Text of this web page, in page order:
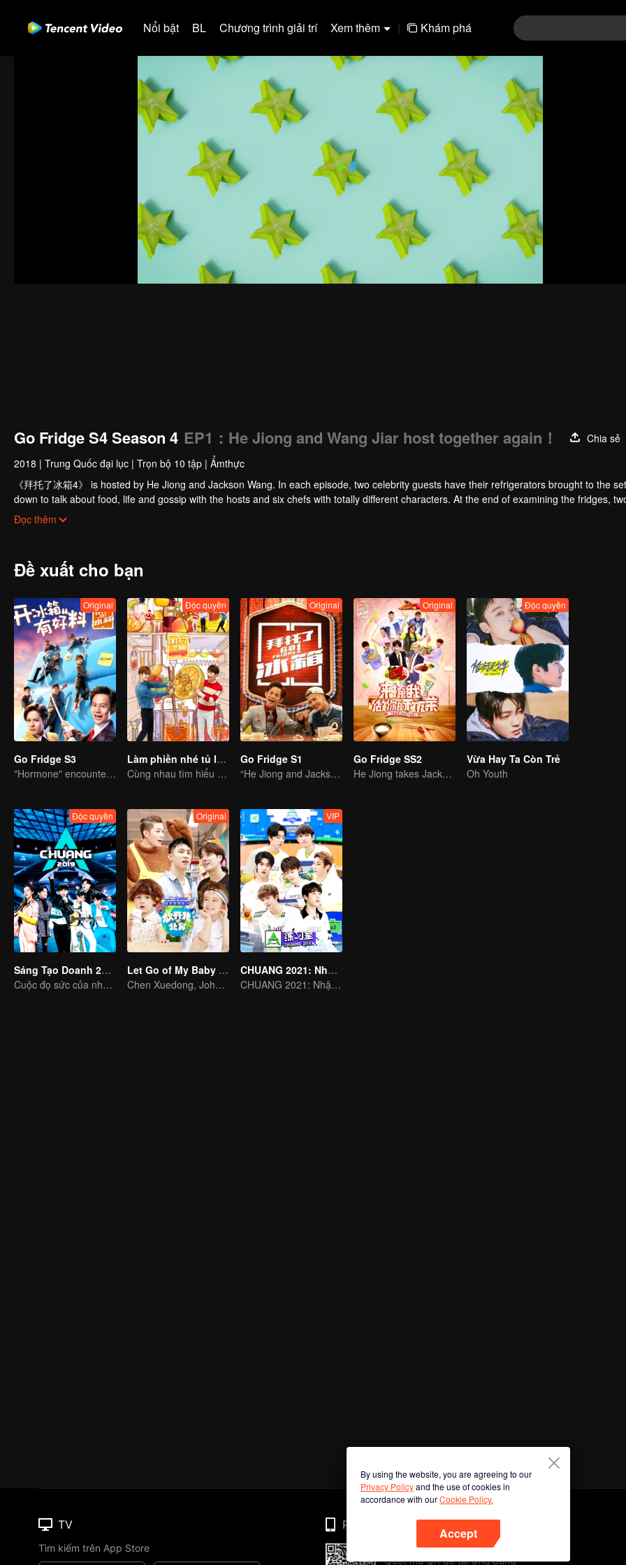
Nổi bật BL Chương trình giải trí Xem thêm | Khám phá
Go Fridge S4 Season 4 EP1：He Jiong and Wang Jiar host together again！
Chia sẻ
2018 | Trung Quốc đại lục | Trọn bộ 10 tập | Ẩmthực
《拜托了冰箱4》 is hosted by He Jiong and Jackson Wang. In each episode, two celebrity guests have their refrigerators brought to the
down to talk about food, life and gossip with the hosts and six chefs with totally different characters. At the end of examining the fridges,
chefs will have a 15-minute cook-off using ingredients from the guests' refrigerators.
Đọc thêm
Đề xuất cho bạn
Original
Go Fridge S3
"Hormone" encountered Sheena crisis?
Độc quyền
Làm phiền nhé tủ lạnh mùa 5
Cùng nhau tìm hiểu bí mật về tủ lạnh nhé!
Original
Go Fridge S1
“He Jiong and Jackson”call you to watch the show
Original
Go Fridge SS2
He Jiong takes Jackson return to the show to make everyone happy
Độc quyền
Vừa Hay Ta Còn Trẻ
Oh Youth
Độc quyền
Sáng Tạo Doanh 2019
Cuộc đọ sức của những nhóm nam hàng đầu
Original
Let Go of My Baby S3
Chen Xuedong, Johnny Huang and Jackson Wang warm Meng belt baby
VIP
CHUANG 2021: Nhật Ký Phòng Tập
CHUANG 2021: Nhật Ký Phòng Tập
By using the website, you are agreeing to our
Privacy Policyand the use of cookies in
accordance with ourCookie Policy.
Accept
TV
Tìm kiếm trên App Store
Phone
Quét mã QR để tải ứng dụng